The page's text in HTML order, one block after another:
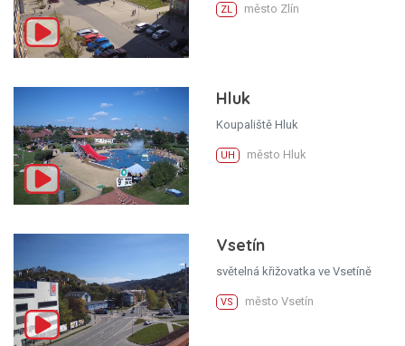
ZL město Zlín
Hluk
Koupaliště Hluk
UH město Hluk
Vsetín
světelná křižovatka ve Vsetíně
VS město Vsetín